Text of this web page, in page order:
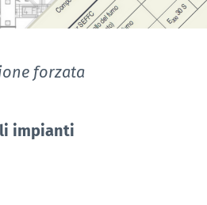
forzata
impianti